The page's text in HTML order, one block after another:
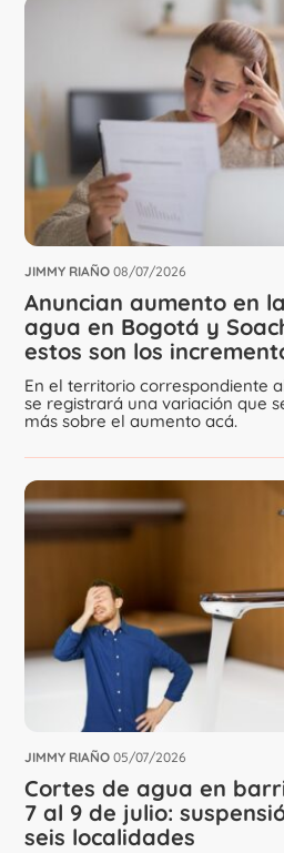
JIMMY RIAÑO 08/07/2026
Anuncian aumento en
agua en Bogotá y
estos son los
En el territorio correspondiente
se registrará una variación que
más sobre el aumento acá.
JIMMY RIAÑO 05/07/2026
Cortes de agua en
7 al 9 de julio:
seis localidades